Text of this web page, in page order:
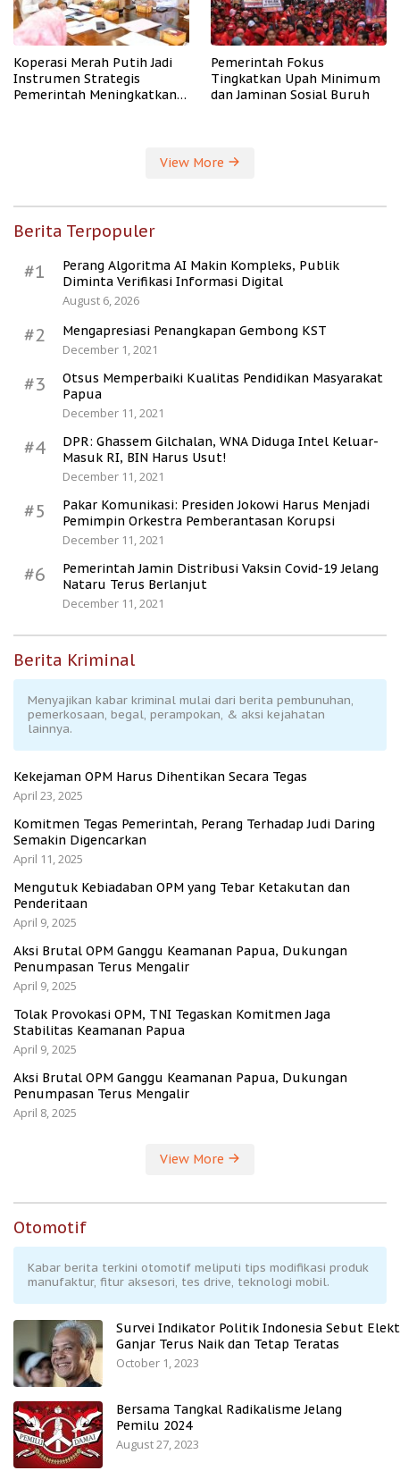
Koperasi Merah Putih Jadi
Instrumen Strategis
Pemerintah Meningkatkan
Pemerintah Fokus
Tingkatkan Upah Minimum
dan Jaminan Sosial Buruh
View More
Berita Terpopuler
#1
Perang Algoritma AI Makin Kompleks, Publik
Diminta Verifikasi Informasi Digital
August 6, 2026
#2
Mengapresiasi Penangkapan Gembong KST
December 1, 2021
#3
Otsus Memperbaiki Kualitas Pendidikan Masyarakat
Papua
December 11, 2021
#4
DPR: Ghassem Gilchalan, WNA Diduga Intel Keluar-
Masuk RI, BIN Harus Usut!
December 11, 2021
#5
Pakar Komunikasi: Presiden Jokowi Harus Menjadi
Pemimpin Orkestra Pemberantasan Korupsi
December 11, 2021
#6
Pemerintah Jamin Distribusi Vaksin Covid-19 Jelang
Nataru Terus Berlanjut
December 11, 2021
Berita Kriminal
Menyajikan kabar kriminal mulai dari berita pembunuhan,
pemerkosaan, begal, perampokan, & aksi kejahatan
lainnya.
Kekejaman OPM Harus Dihentikan Secara Tegas
April 23, 2025
Komitmen Tegas Pemerintah, Perang Terhadap Judi Daring
Semakin Digencarkan
April 11, 2025
Mengutuk Kebiadaban OPM yang Tebar Ketakutan dan
Penderitaan
April 9, 2025
Aksi Brutal OPM Ganggu Keamanan Papua, Dukungan
Penumpasan Terus Mengalir
April 9, 2025
Tolak Provokasi OPM, TNI Tegaskan Komitmen Jaga
Stabilitas Keamanan Papua
April 9, 2025
Aksi Brutal OPM Ganggu Keamanan Papua, Dukungan
Penumpasan Terus Mengalir
April 8, 2025
View More
Otomotif
Kabar berita terkini otomotif meliputi tips modifikasi produk
manufaktur, fitur aksesori, tes drive, teknologi mobil.
Survei Indikator Politik Indonesia Sebut
Ganjar Terus Naik dan Tetap Teratas
October 1, 2023
Bersama Tangkal Radikalisme Jelang
Pemilu 2024
August 27, 2023